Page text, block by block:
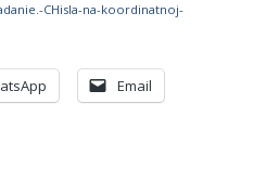
CHisla-na-koordinatnoj-
Email